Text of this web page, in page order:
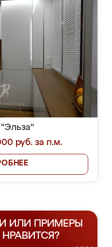
"Эльза"
руб. за п.м.
ИЛИ ПРИМЕРЫ
НРАВИТСЯ?